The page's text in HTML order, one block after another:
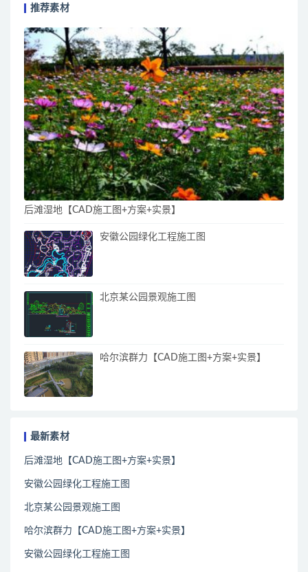
推荐素材
后滩湿地【CAD施工图+方案+实景】
安徽公园绿化工程施工图
北京某公园景观施工图
哈尔滨群力【CAD施工图+方案+实景】
最新素材
后滩湿地【CAD施工图+方案+实景】
安徽公园绿化工程施工图
北京某公园景观施工图
哈尔滨群力【CAD施工图+方案+实景】
安徽公园绿化工程施工图